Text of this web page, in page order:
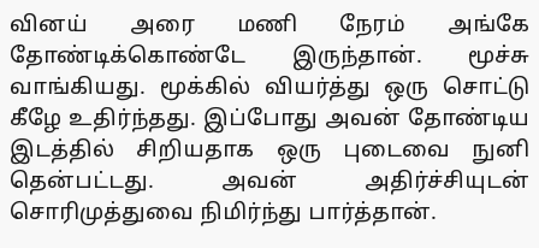
வினய் அரை மணி நேரம் அங்கே
தோண்டிக்கொண்டே இருந்தான். மூச்சு
வாங்கியது. மூக்கில் வியர்த்து ஒரு சொட்டு
கீழே உதிர்ந்தது. இப்போது அவன் தோண்டிய
இடத்தில் சிறியதாக ஒரு புடைவை நுனி
தென்பட்டது. அவன் அதிர்ச்சியுடன்
சொரிமுத்துவை நிமிர்ந்து பார்த்தான்.